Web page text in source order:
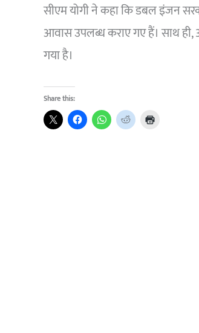
सीएम योगी ने कहा कि डबल इंजन
आवास उपलब्ध कराए गए हैं। साथ ही,
गया है।
Share this: